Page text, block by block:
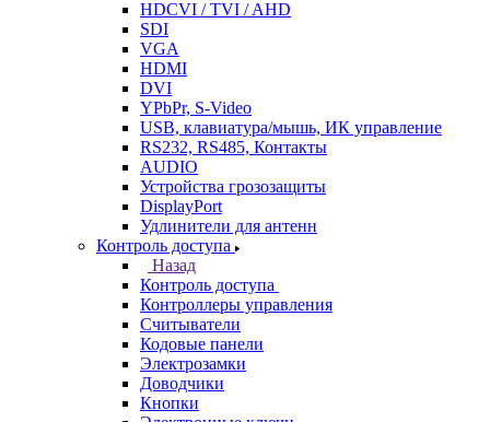
HDCVI / TVI / AHD
SDI
VGA
HDMI
DVI
YPbPr, S-Video
USB, клавиатура/мышь, ИК управление
RS232, RS485, Контакты
AUDIO
Устройства грозозащиты
DisplayPort
Удлинители для антенн
Контроль доступа
Назад
Контроль доступа
Контроллеры управления
Считыватели
Кодовые панели
Электрозамки
Доводчики
Кнопки